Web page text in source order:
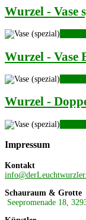
Wurzel - Vase
Wurzel - Vase
Wurzel -
Impressum
Kontakt
Schauraum & Grotte
Seepromenade 18,